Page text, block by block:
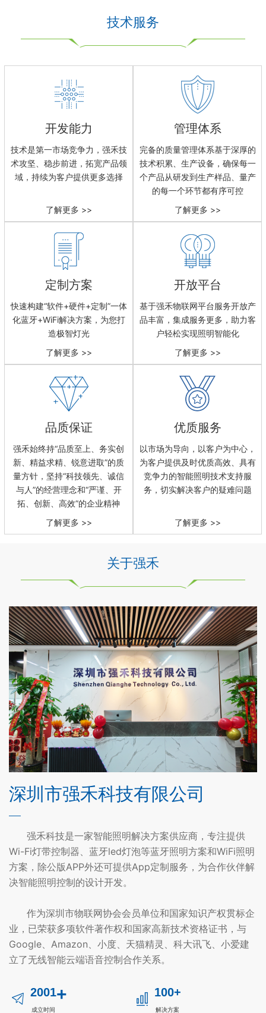
技术服务
开发能力
技术是第一市场竞争力，强禾技
术攻坚、稳步前进，拓宽产品领
域，持续为客户提供更多选择
管理体系
完备的质量管理体系基于深厚的
技术积累、生产设备，确保每一
个产品从研发到生产样品、量产
的每一个环节都有序可控
定制方案
快速构建“软件+硬件+定制”一体
化蓝牙+WiFi解决方案，为您打
造极智灯光
开放平台
基于强禾物联网平台服务开放产
品丰富，集成服务更多，助力客
户轻松实现照明智能化
品质保证
强禾始终持“品质至上、务实创
新、精益求精、锐意进取”的质
量方针，坚持“科技领先、诚信
与人”的经营理念和“严谨、开
拓、创新、高效”的企业精神
优质服务
以市场为导向，以客户为中心，
为客户提供及时优质高效、具有
竞争力的智能照明技术支持服
务，切实解决客户的疑难问题
关于强禾
深圳市强禾科技有限公司
强禾科技是一家智能照明解决方案供应商，专注提供
Wi-Fi灯带控制器、蓝牙led灯泡等蓝牙照明方案和WiFi照明
方案，除公版APP外还可提供App定制服务，为合作伙伴解
决智能照明控制的设计开发。
作为深圳市物联网协会会员单位和国家知识产权贯标企
业，已荣获多项软件著作权和国家高新技术资格证书，与
Google、Amazon、小度、天猫精灵、科大讯飞、小爱建
立了无线智能云端语音控制合作关系。
2001+
成立时间
100+
解决方案